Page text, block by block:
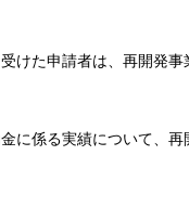
けた申請者は、再開発
に係る実績について、